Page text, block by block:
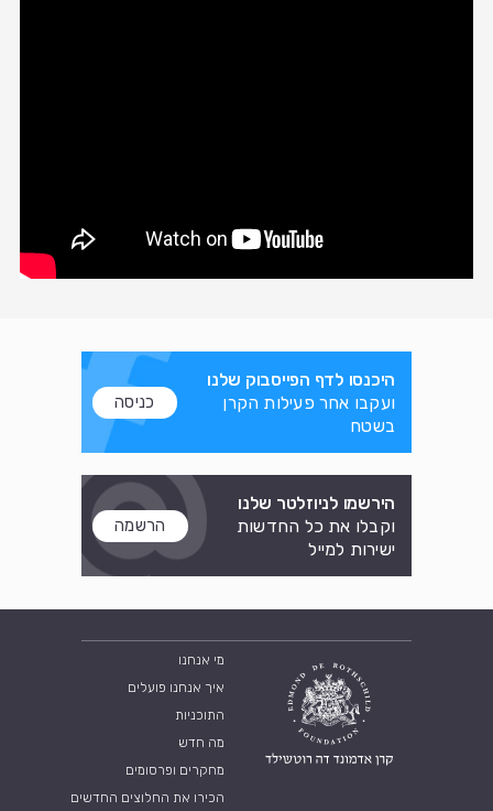
היכנסו לדף הפייסבוק שלנו
ועקבו אחר פעילות הקרן
בשטח
כניסה
הירשמו לניוזלטר שלנו
וקבלו את כל החדשות
ישירות למייל
הרשמה
מי אנחנו
איך אנחנו פועלים
התוכניות
מה חדש
מחקרים ופרסומים
הכירו את החלוצים החדשים